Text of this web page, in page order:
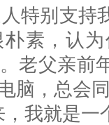
特别支持
素，认
老父亲前
脑，总会
我就是